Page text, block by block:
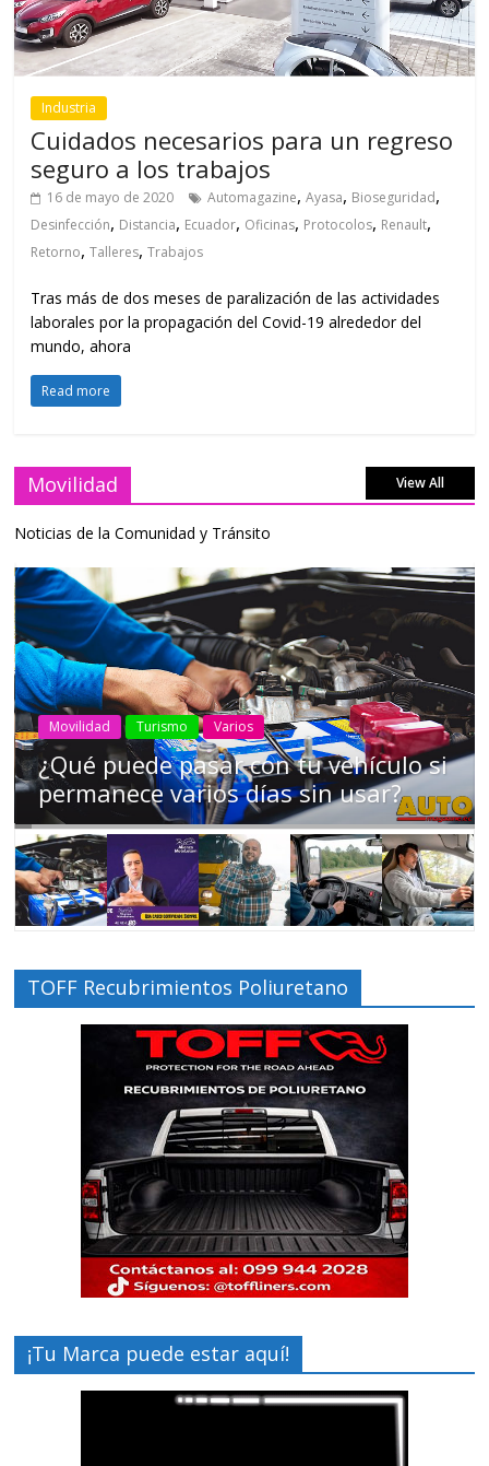
Industria
Cuidados necesarios para un regreso
seguro a los trabajos
16 de mayo de 2020 Automagazine,Ayasa, Bioseguridad,
Desinfección, Distancia, Ecuador, Oficinas, Protocolos, Renault,
Retorno,Talleres,Trabajos
Tras más de dos meses de paralización de las actividades
laborales por la propagación del Covid-19 alrededor del
mundo, ahora
Read more
Movilidad View All
Noticias de la Comunidad y Tránsito
AEADE Industria Motociclismo Motos Movilidad
Campaña busca cambiar destino de
los motociclistas en la región
TOFF Recubrimientos Poliuretano
¡Tu Marca puede estar aquí!